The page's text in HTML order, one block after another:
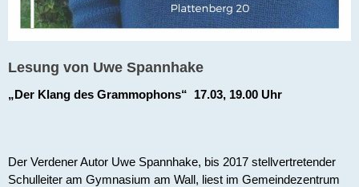
Lesung von Uwe Spannhake
„Der Klang des Grammophons“  17.03, 19.00 Uhr
Der Verdener Autor Uwe Spannhake, bis 2017 stellvertretender
Schulleiter am Gymnasium am Wall, liest im Gemeindezentrum